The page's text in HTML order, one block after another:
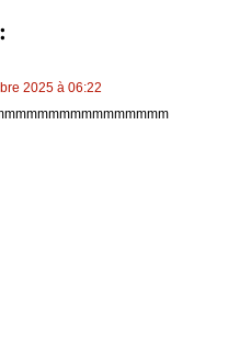
2025 à 06:22